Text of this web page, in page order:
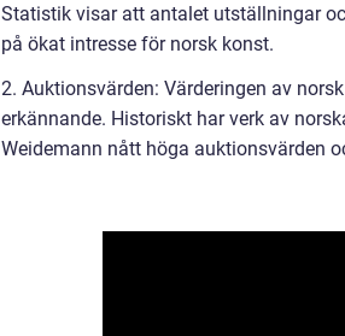
Statistik visar att antalet utställningar
på ökat intresse för norsk konst.
2. Auktionsvärden: Värderingen av
erkännande. Historiskt har verk av
Weidemann nått höga auktionsvärden